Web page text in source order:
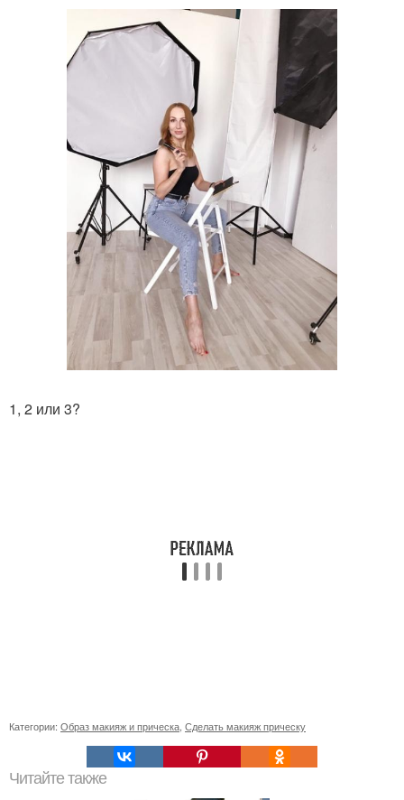
1, 2 или 3?
Категории: Образ макияж и прическа Сделать макияж прическу
Читайте также